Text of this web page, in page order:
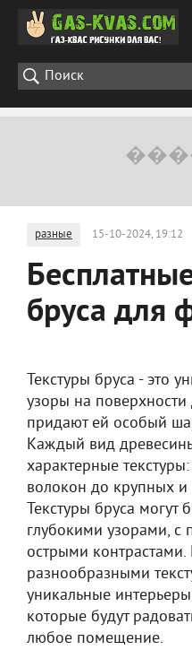
разные 15-10-2024, 19:12
бруса для
Текстуры бруса - это
узоры на
придают ей особый
Каждый вид
характерные
волокон до крупных и
Текстуры бруса могут
глубокими узорами,
острыми контрастами.
разнообразными
уникальные
которые будут
любое помещение.